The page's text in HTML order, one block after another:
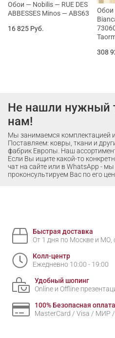
Обои — Nobilis — RUE DES
ABBESSES Minos — ABS63
16 825 Руб.
Обои
308
Не нашли нужный
нам!
Мы занимаемся комплектацией
Поставляем: ковры, ткани и
фабрик Европы. Наш
Если Вы ищите какой-то
чат на сайте или в WhatsApp -
проконсультируем Вас по его
Быстрая доставка
От 1 дня по Москве и МО,
Колл-центр
Ежедневно 10:00 - 19:00
Удобный шопинг
Online и Offline
100% Безопасная оплата
MasterCard / Visa / МИР